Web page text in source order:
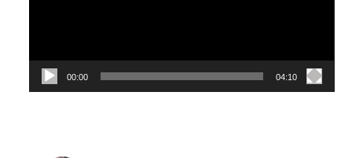
00:00 04:10